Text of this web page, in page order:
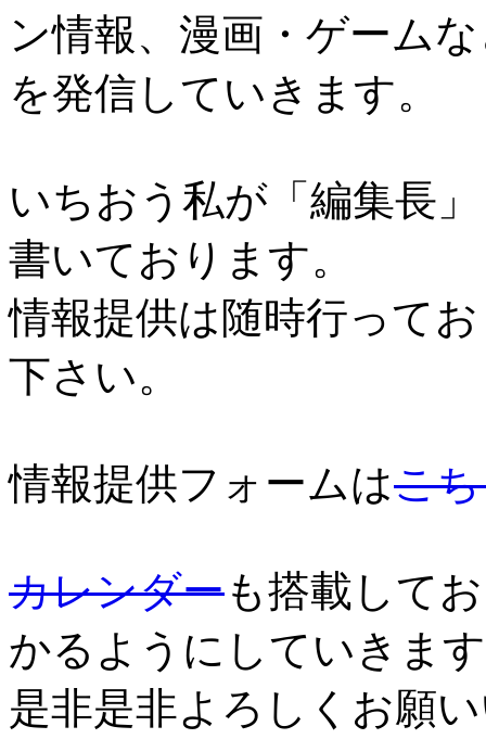
ン情報、漫画・ゲーム
を発信していきます。
いちおう私が「編集長
書いております。
情報提供は随時行って
下さい。
情報提供フォームはこ
カレンダーも搭載して
かるようにしていきま
是非是非よろしくお願